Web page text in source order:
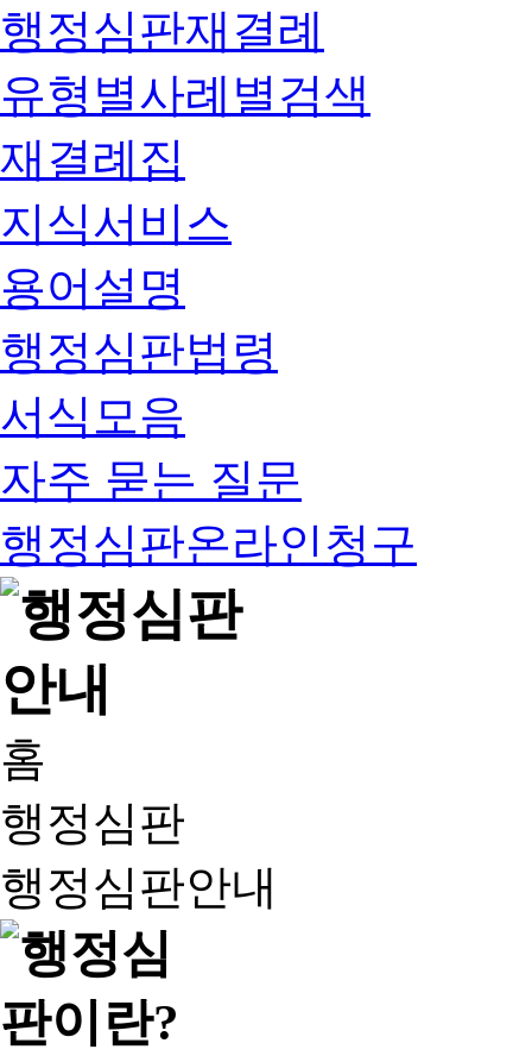
행정심판재결례
유형별사례별검색
재결례집
지식서비스
용어설명
행정심판법령
서식모음
자주 묻는 질문
행정심판온라인청구
홈
행정심판
행정심판안내